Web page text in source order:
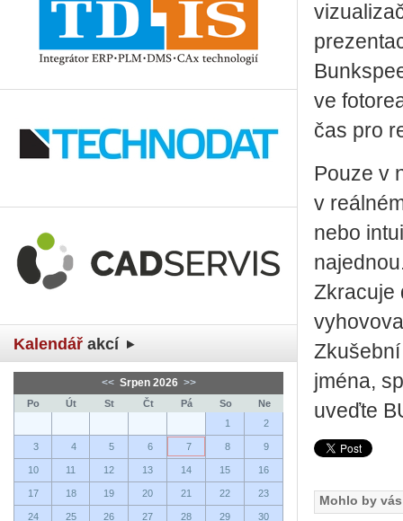
Kalendář akcí
<< Srpen 2026 >>
Po Út St Čt Pá So
Ne
1
2
3 4 5 6 7 8 9
10 11 12 13 14 15 16
17 18 19 20 21 22 23
24 25 26 27 28 29 30
ve
čas pro
Pouze v
v
nebo
Zkracuje
jména,
uveďte
Mohlo by